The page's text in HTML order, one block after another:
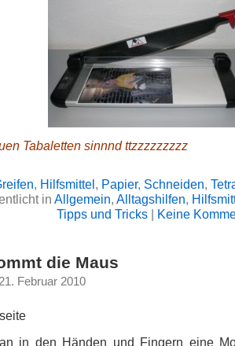
Tabaletten sinnnd ttzzzzzzzzz
, Hilfsmittel, Papier, Schneiden,
in Allgemein, Alltagshilfen,
Tipps und Tricks | Keine
die Maus
Februar 2010
in den Händen und Fingern eine